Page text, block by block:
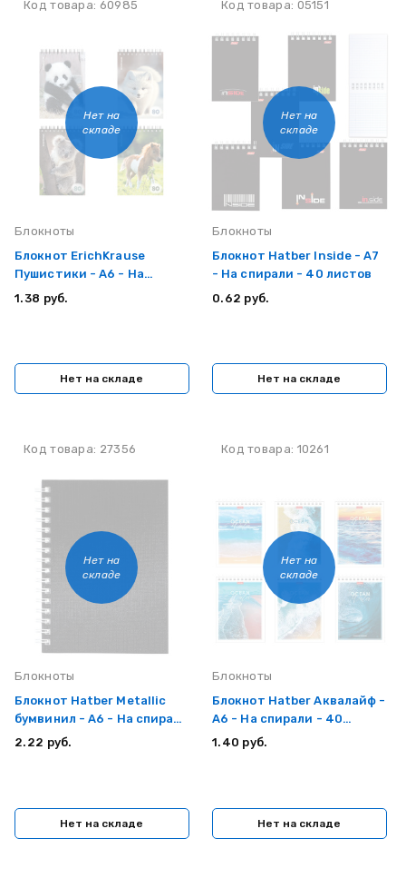
Код товара: 60985
Нет на
складе
Блокноты
Блокнот ErichKrause
Пушистики - А6 - На
спирали - 80 листов
1.38 руб.
Нет на складе
Код товара: 05151
Нет на
складе
Блокноты
Блокнот Hatber Inside - А7
- На спирали - 40 листов
0.62 руб.
Нет на складе
Код товара: 27356
Нет на
складе
Блокноты
Блокнот Hatber Metallic
бумвинил - А6 - На спирали
- 80 листов - Чёрный
2.22 руб.
Нет на складе
Код товара: 10261
Нет на
складе
Блокноты
Блокнот Hatber Аквалайф -
А6 - На спирали - 40
листов
1.40 руб.
Нет на складе